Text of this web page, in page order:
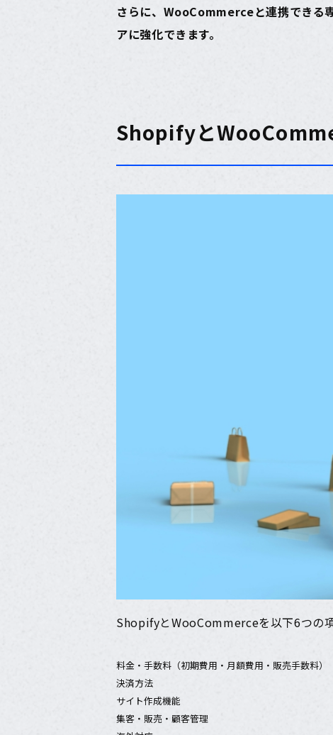
さらに、WooCommerceと連携できる
アに強化できます。
Shopifyと
ShopifyとWooCommerceを以下6つの項
料金・手数料（初期費用・月額費用・販売手数料）
決済方法
サイト作成機能
集客・販売・顧客管理